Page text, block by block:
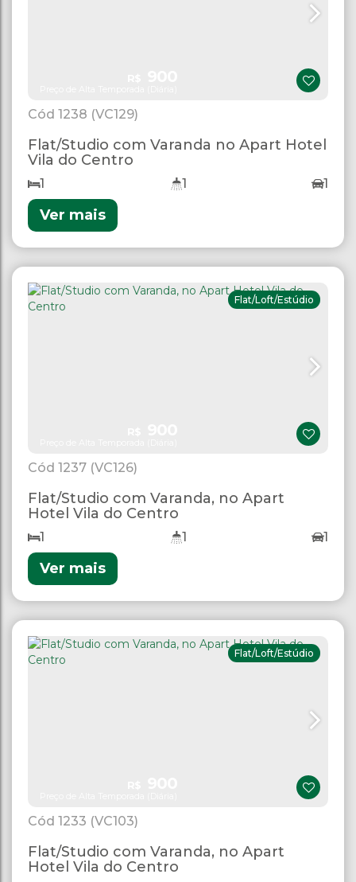
1238 (VC129)
Flat/Studio com Varanda no Apart Hotel
Vila do Centro
1 1 1
Ver mais
1237 (VC126)
Flat/Loft/Estúdio
Flat/Studio com Varanda, no Apart
Hotel Vila do Centro
1 1 1
Ver mais
1233 (VC103)
Flat/Loft/Estúdio
Flat/Studio com Varanda, no Apart
Hotel Vila do Centro